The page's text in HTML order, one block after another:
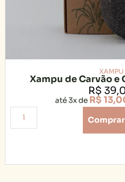
XAMPU
Xampu de Carvão e
R$
até 3x de R$
Comprar